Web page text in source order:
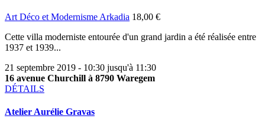
Art Déco et Modernisme Arkadia 18,00 €
Cette villa moderniste entourée d'un grand jardin a été réalisée entre
1937 et 1939...
21 septembre 2019 - 10:30 jusqu'à 11:30
16 avenue Churchill à 8790 Waregem
DÉTAILS
Atelier Aurélie Gravas